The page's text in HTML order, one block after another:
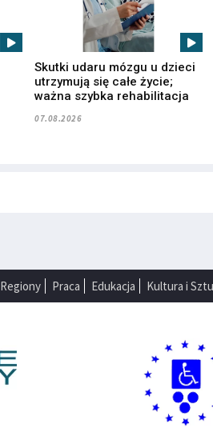
Skutki udaru mózgu u dzieci
utrzymują się całe życie;
ważna szybka rehabilitacja
07.08.2026
Regiony Praca Edukacja Kultura i